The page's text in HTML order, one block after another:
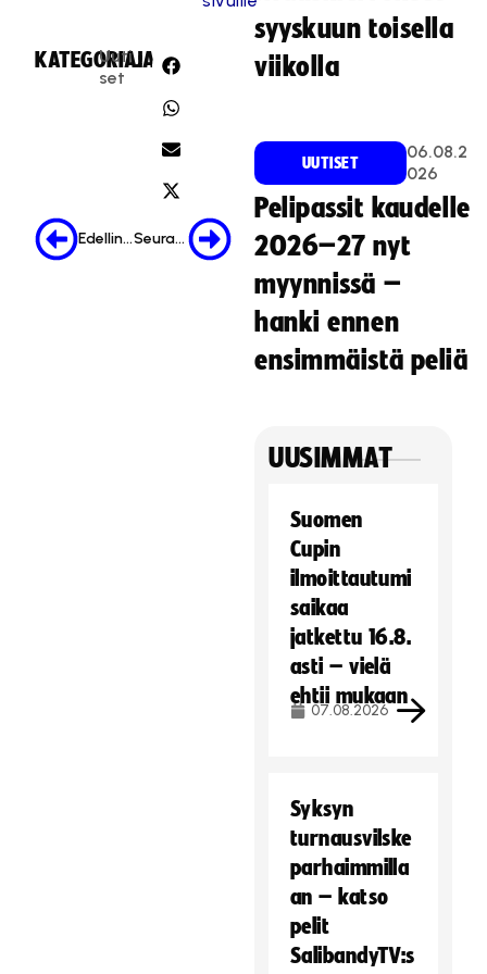
KATEGORIA:
Uuti
set
JAA:
Edellinen Seuraava
syyskuun toisella
viikolla
UUTISET
06.08.2
026
Pelipassit kaudelle
2026–27 nyt
myynnissä –
hanki ennen
ensimmäistä peliä
UUSIMMAT
Suomen
Cupin
ilmoittautumi
saikaa
jatkettu 16.8.
asti – vielä
ehtii mukaan
07.08.2026
Syksyn
turnausvilske
parhaimmilla
an – katso
pelit
SalibandyTV:s